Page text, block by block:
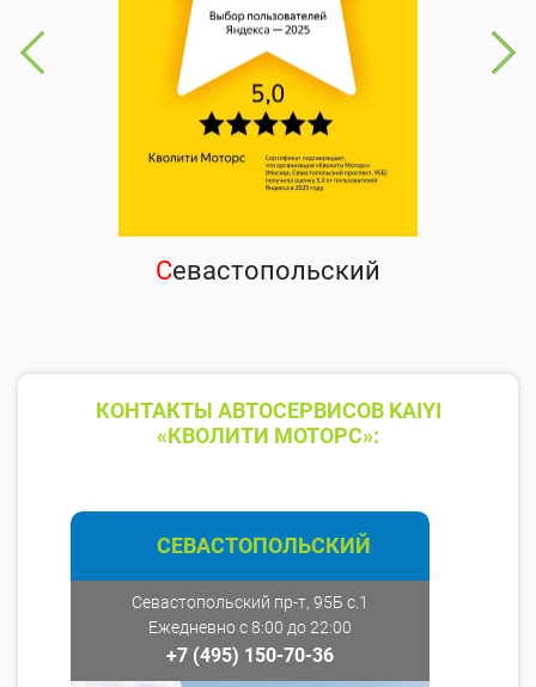
Севастопольский
КОНТАКТЫ АВТОСЕРВИСОВ KAIYI
«КВОЛИТИ МОТОРС»:
СЕВАСТОПОЛЬСКИЙ
Севастопольский пр-т, 95Б с.1
Ежедневно с 8:00 до 22:00
+7 (495) 150-70-36